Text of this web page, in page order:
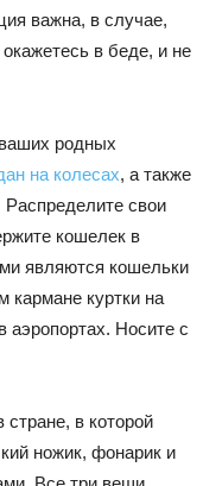
важна, в случае,
в беде, и не
родных
на колесах, а также
Распределите свои
кошелек в
являются кошельки
кармане куртки на
аэропортах. Носите с
стране, в которой
ножик, фонарик и